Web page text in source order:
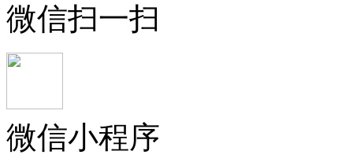
微信扫一扫
微信小程序